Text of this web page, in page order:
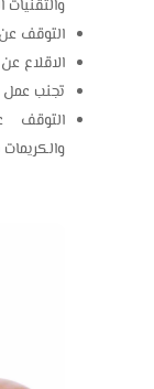
التوقف عن
الاقلاع
تجنب عمل
التوقف